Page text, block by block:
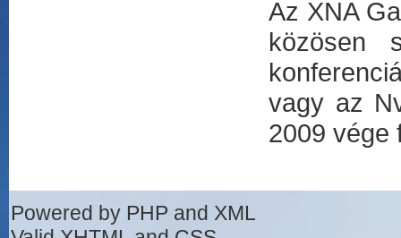
Az XNA
közösen
vagy az
2009 vége
Powered by PHP and XML